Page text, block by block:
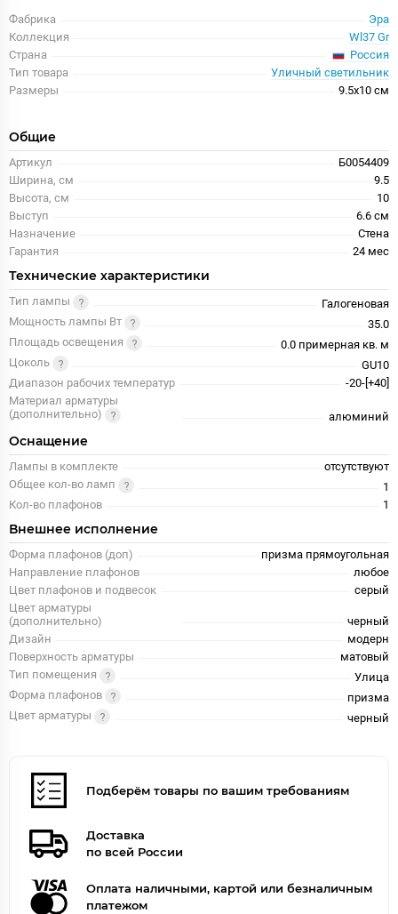
Фабрика
Эра
Коллекция
Wl37 Gr
Страна
Россия
Тип товара
Уличный светильник
Размеры
9.5x10 см
Общие
Артикул
Б0054409
Ширина, см
9.5
Высота, см
10
Выступ
6.6 см
Назначение
Стена
Гарантия
24 меc
Технические характеристики
Тип лампы
Галогеновая
Мощность лампы Вт
35.0
Площадь освещения
0.0 примерная кв. м
Цоколь
GU10
Диапазон рабочих температур
-20-[+40]
Материал арматуры
(дополнительно)
алюминий
Оснащение
Лампы в комплекте
отсутствуют
Общее кол-во ламп
1
Кол-во плафонов
1
Внешнее исполнение
Форма плафонов (доп)
призма прямоугольная
Направление плафонов
любое
Цвет плафонов и подвесок
серый
Цвет арматуры
(дополнительно)
черный
Дизайн
модерн
Поверхность арматуры
матовый
Тип помещения
Улица
Форма плафонов
призма
Цвет арматуры
черный
Подберём товары по вашим требованиям
Доставка
по всей России
Оплата наличными, картой или безналичным
платежом